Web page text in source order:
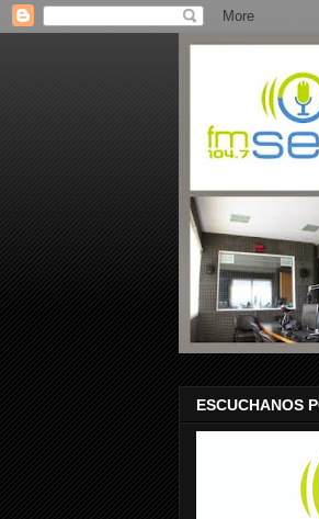
ESCUCHANOS